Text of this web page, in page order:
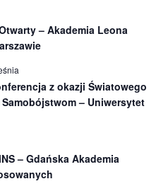
– Akademia Leona
z okazji Światowego
– Uniwersytet
– Gdańska Akademia